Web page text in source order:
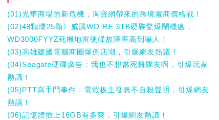
(01)光華商場的新危機，淘寶網帶來的跨境電商價格戰！
(02)48顆壞25顆》威騰WD RE 3TB硬碟驚爆鬧機瘟，
WD3000FYYZ死機地雷硬碟故障率高到嚇人！
(03)高雄建國電腦商圈爆倒店潮，引爆網友熱議！
(04)Seagate硬碟廣告：我也不想當死雞隊友啊，引爆玩家
熱議！
(05)PTT寫手門事件：電蝦板主發表不自殺聲明，引爆網友
熱議！
(06)記憶體插上16GB有多爽，引爆網友熱議！